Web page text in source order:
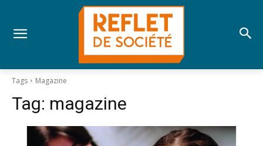
Tags Magazine
Tag: magazine